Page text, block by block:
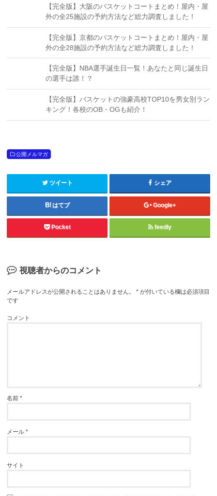
【完全版】大阪のバスケットコートまとめ！屋内・屋
外の全25施設の予約方法など総力調査しました！
【完全版】京都のバスケットコートまとめ！屋内・屋
外の全28施設の予約方法など総力調査しました！
【完全版】NBA選手誕生日一覧！あなたと同じ誕生日
の選手は誰！？
【完全版】バスケットの強豪高校TOP10を男女別ラン
キング！各校のOB・OGも紹介！
公開メルマガ
ツイート シェア
はてブ Google+
Pocket feedly
視聴者からのコメント
メールアドレスが公開されることはありません。 * が付いている欄は必須項目
です
コメント
名前*
メール*
サイト